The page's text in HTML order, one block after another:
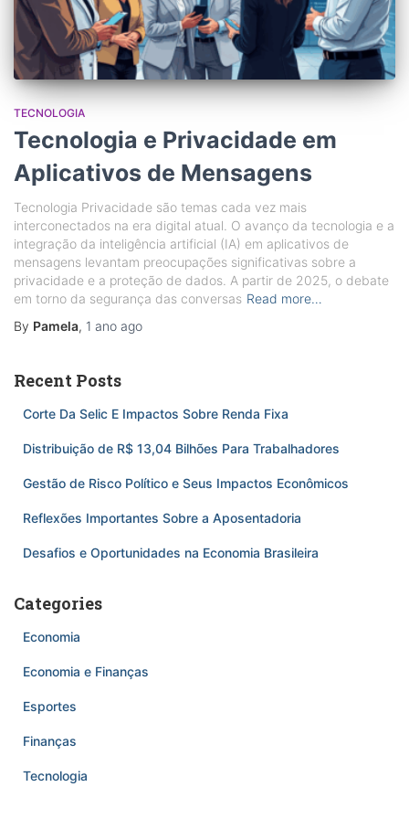
TECNOLOGIA
Tecnologia e Privacidade em
Aplicativos de Mensagens
Tecnologia Privacidade são temas cada vez mais
interconectados na era digital atual. O avanço da tecnologia e a
integração da inteligência artificial (IA) em aplicativos de
mensagens levantam preocupações significativas sobre a
privacidade e a proteção de dados. A partir de 2025, o debate
em torno da segurança das conversas Read more…
By Pamela, 1 ano ago
Recent Posts
Corte Da Selic E Impactos Sobre Renda Fixa
Distribuição de R$ 13,04 Bilhões Para Trabalhadores
Gestão de Risco Político e Seus Impactos Econômicos
Reflexões Importantes Sobre a Aposentadoria
Desafios e Oportunidades na Economia Brasileira
Categories
Economia
Economia e Finanças
Esportes
Finanças
Tecnologia